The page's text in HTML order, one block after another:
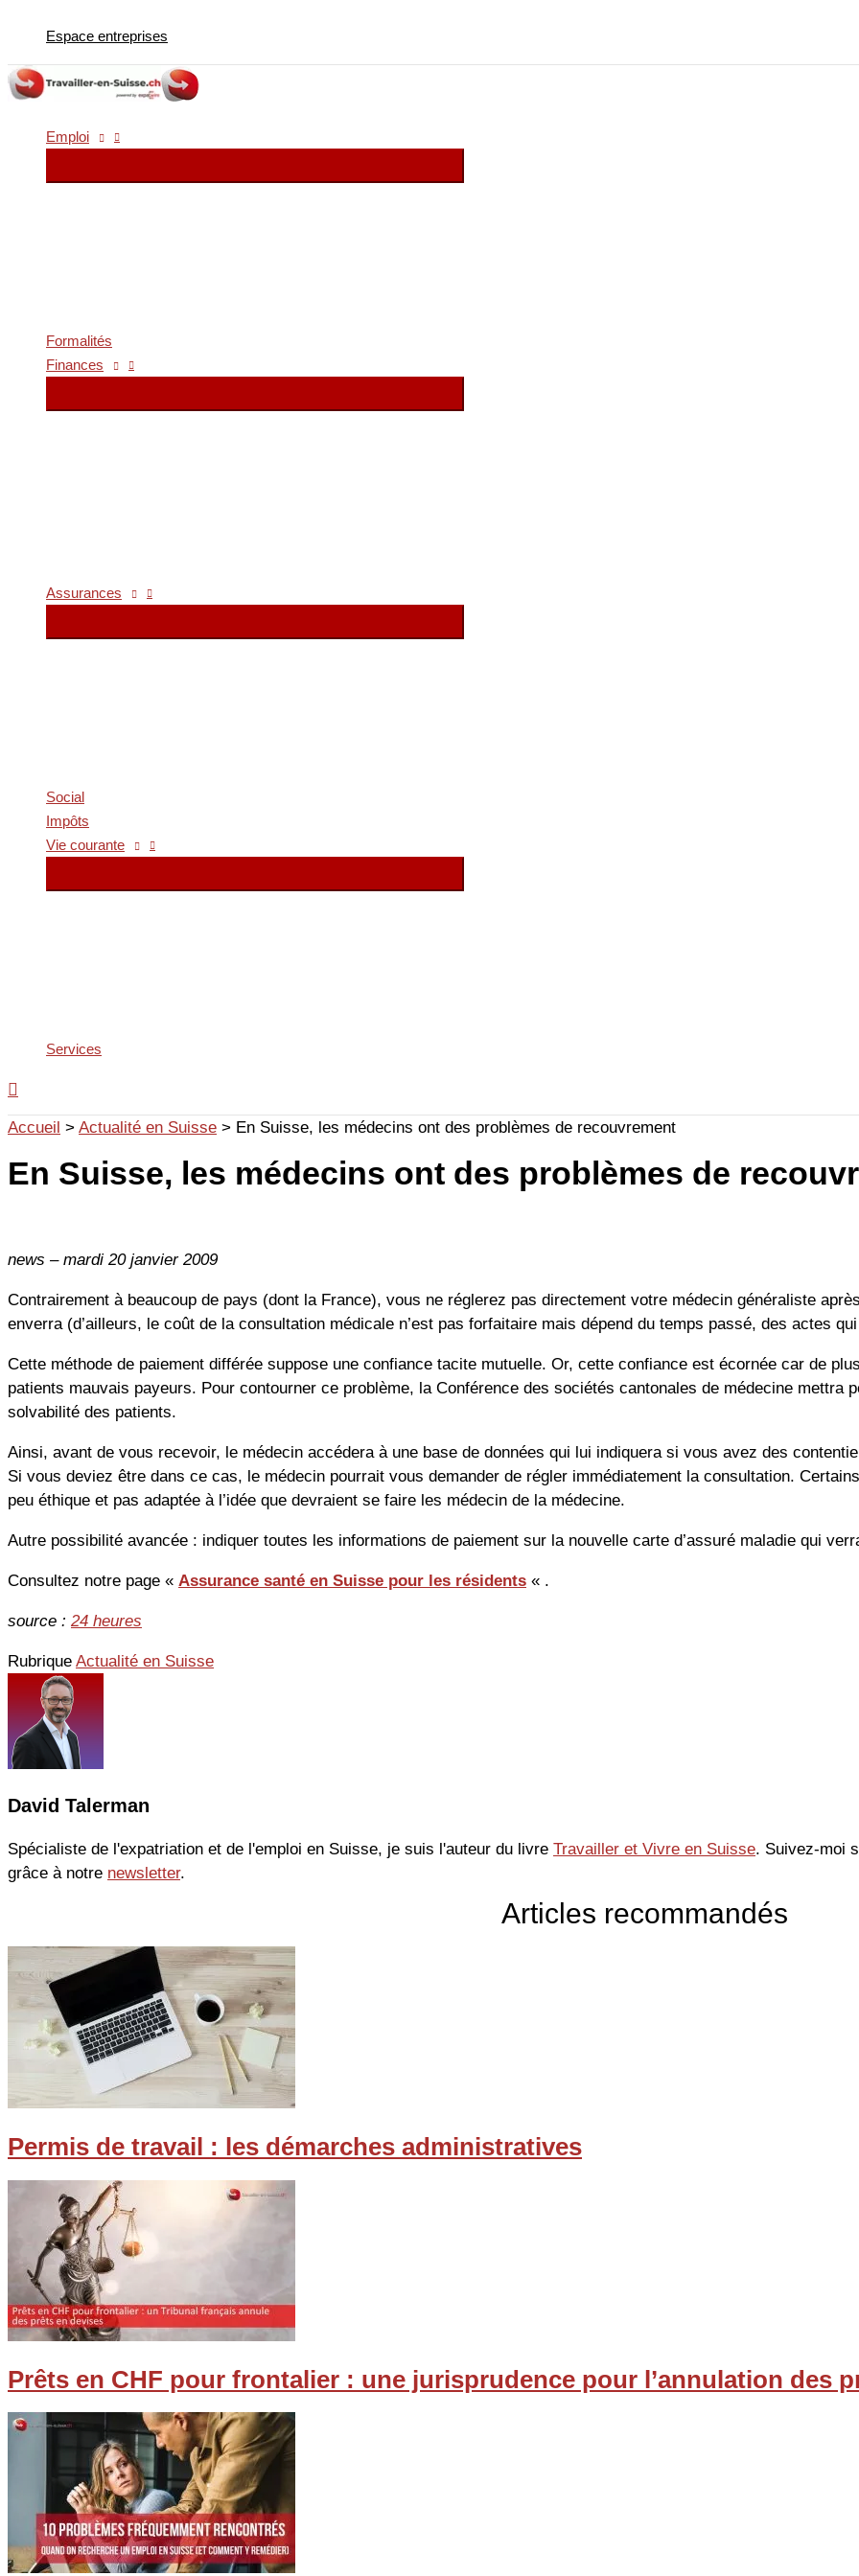
contenu
Espace entreprises
Emploi
Formalités
Finances
Assurances
Social
Impôts
Vie courante
Services
Accueil > Actualité en Suisse > En Suisse, les médecins ont des problèmes de recouvrement
En Suisse, les médecins ont des problèmes de
news – mardi 20 janvier 2009
Contrairement à beaucoup de pays (dont la France), vous ne réglerez pas directement votre médecin généraliste
enverra (d’ailleurs, le coût de la consultation médicale n’est pas forfaitaire mais dépend du temps passé, des actes
Cette méthode de paiement différée suppose une confiance tacite mutuelle. Or, cette confiance est écornée car de
patients mauvais payeurs. Pour contourner ce problème, la Conférence des sociétés cantonales de médecine mettra
solvabilité des patients.
Ainsi, avant de vous recevoir, le médecin accédera à une base de données qui lui indiquera si vous avez des
Si vous deviez être dans ce cas, le médecin pourrait vous demander de régler immédiatement la consultation.
peu éthique et pas adaptée à l’idée que devraient se faire les médecin de la médecine.
Autre possibilité avancée : indiquer toutes les informations de paiement sur la nouvelle carte d’assuré maladie qui
Consultez notre page « Assurance santé en Suisse pour les résidents « .
source : 24 heures
Rubrique Actualité en Suisse
David Talerman
Spécialiste de l'expatriation et de l'emploi en Suisse, je suis l'auteur du livre Travailler et Vivre en Suisse. Suivez-moi
grâce à notre newsletter.
Articles recommandés
Permis de travail : les démarches administratives
Prêts en CHF pour frontalier : une jurisprudence pour l’annulation des